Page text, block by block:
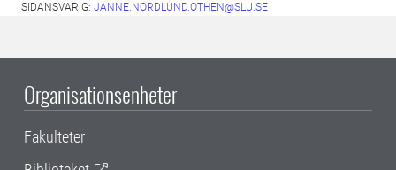
SIDANSVARIG: JANNE.NORDLUND.OTHEN@SLU.SE
Organisationsenheter
Fakulteter